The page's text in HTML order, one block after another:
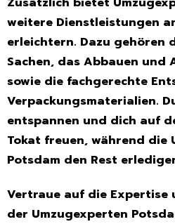
weitere Dienstleistungen
erleichtern. Dazu gehören
Sachen, das Abbauen und
sowie die fachgerechte
Verpackungsmaterialien.
entspannen und dich auf
Tokat freuen, während die
Potsdam den Rest
Vertraue auf die Expertise
der Umzugexperten